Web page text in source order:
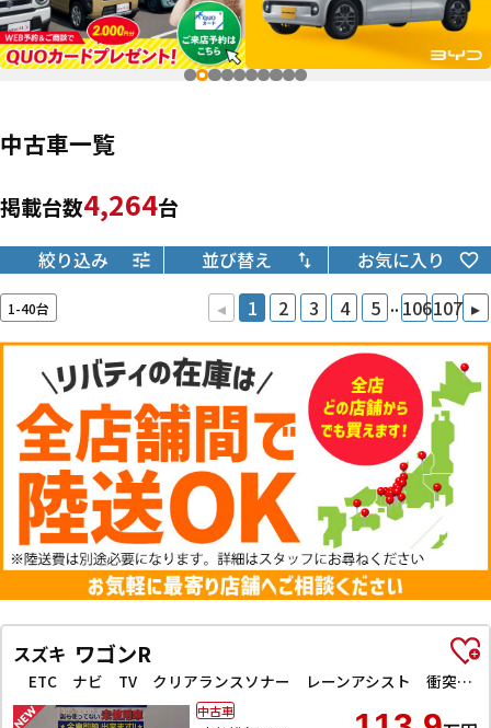
中古車一覧
掲載台数4,264台
絞り込み 並び替え お気に入り
1-40台 ◂ 1 2 3 4 5 .. 106107 ▸
スズキ ワゴンR
ETC ナビ TV クリアランスソナー レーンアシスト 衝突被害軽減システム オートライト スマートキー アイドリングストップ 電動格納ミラー シートヒーター ベンチシート CVT ESC CD
中古車